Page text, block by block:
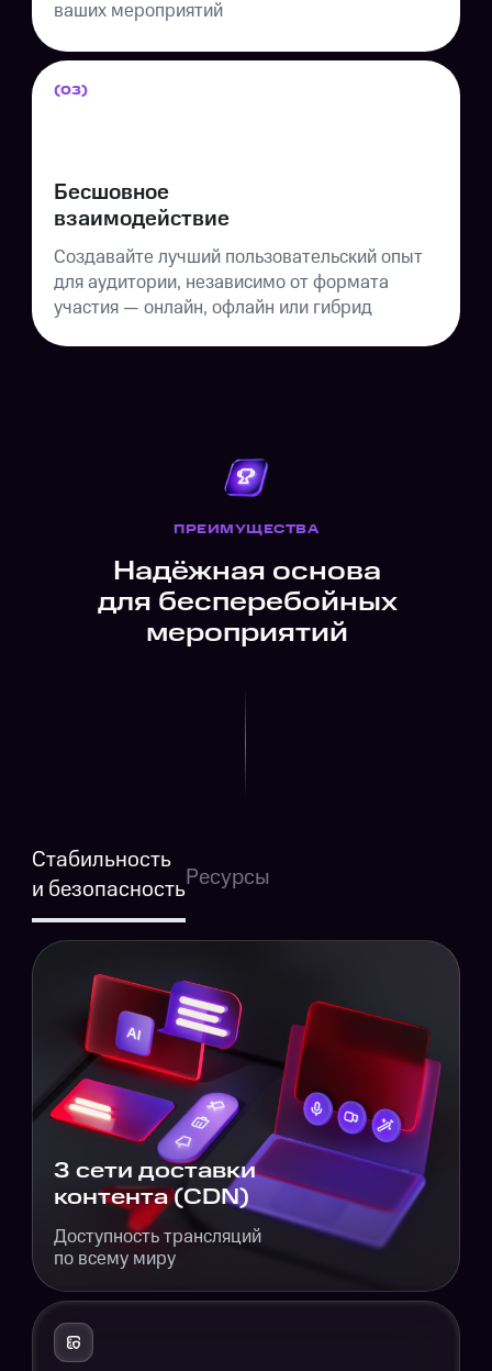
ваших мероприятий
Бесшовное
взаимодействие
Создавайте лучший пользовательский опыт
для аудитории, независимо от формата
участия — онлайн, офлайн или гибрид
(03)
ПРЕИМУЩЕСТВА
Надёжная основа
для бесперебойных
мероприятий
Стабильность
и безопасностьРесурсы
3 сети доставки
контента (CDN)
Доступность трансляций
по всему миру